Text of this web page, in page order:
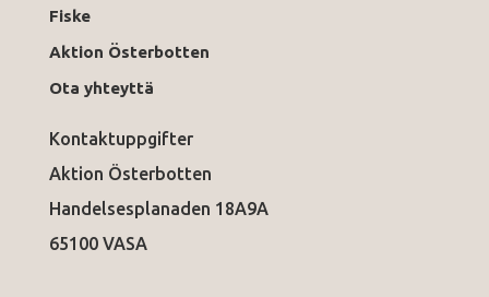
Fiske
Aktion Österbotten
Ota yhteyttä
Kontaktuppgifter
Aktion Österbotten
Handelsesplanaden 18A9A
65100 VASA